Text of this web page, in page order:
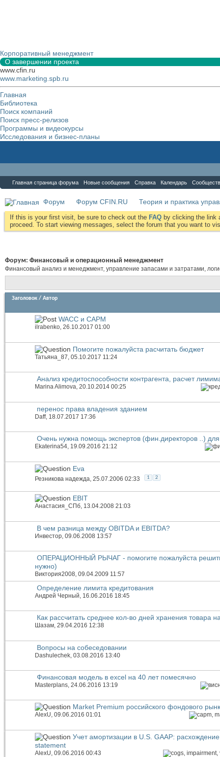
Корпоративный менеджмент
О завершении проекта
www.cfin.ru
www.marketing.spb.ru
Главная
Библиотека
Поиск компаний
Поиск пресс-релизов
Программы и видеокурсы
Исследования и бизнес-планы
Главная страница форума Новые сообщения Справка Календарь
Форум Форум CFIN.RU Теория и практика
If this is your first visit, be sure to check out the FAQ by clicking the link
proceed. To start viewing messages, select the forum that you want to
Форум: Финансовый и операционный менеджмент
Финансовый анализ и менеджмент, управление запасами и затратами,
Заголовок / Автор
WACC и CAPM
ilrabenko, 26.10.2017 01:00
Помогите пожалуйста расчитать бюджет
Татьяна_87, 05.10.2017 11:24
Анализ кредитоспособности контрагента, расчет
Marina Alimova, 20.10.2014 00:25
перенос права владения зданием
Daff, 18.07.2017 17:36
Очень нужна помощь экспертов (фин.директоров ..) для
Ekaterina54, 19.09.2016 21:12
Eva
Резникова надежда , 25.07.2006 02:33 1 2
EBIT
Анастасия_СПб, 13.04.2008 21:03
В чем разница между OBITDA и EBITDA?
Инвестор , 09.06.2008 13:57
ОПЕРАЦИОННЫЙ РЫЧАГ - помогите пожалуйста решить
нужно)
Виктория2008, 09.04.2009 11:57
Определение лимита кредитования
Андрей Черный , 16.06.2016 18:45
Как рассчитать среднее кол-во дней хранения товара
Шазам, 29.04.2016 12:38
Вопросы на собеседовании
Dashulechek , 03.08.2016 13:40
Финансовая модель в excel на 40 лет помесячно
Masterplans, 24.06.2016 13:19
Market Premium российского фондового
AlexU, 09.06.2016 01:01
Учет амортизации в U.S. GAAP:
statement
AlexU, 09.06.2016 00:43